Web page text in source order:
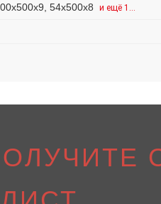
54x500x8 и ещё 1…